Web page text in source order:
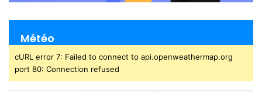
Météo
cURL error 7: Failed to connect to api.openweathermap.org
port 80: Connection refused